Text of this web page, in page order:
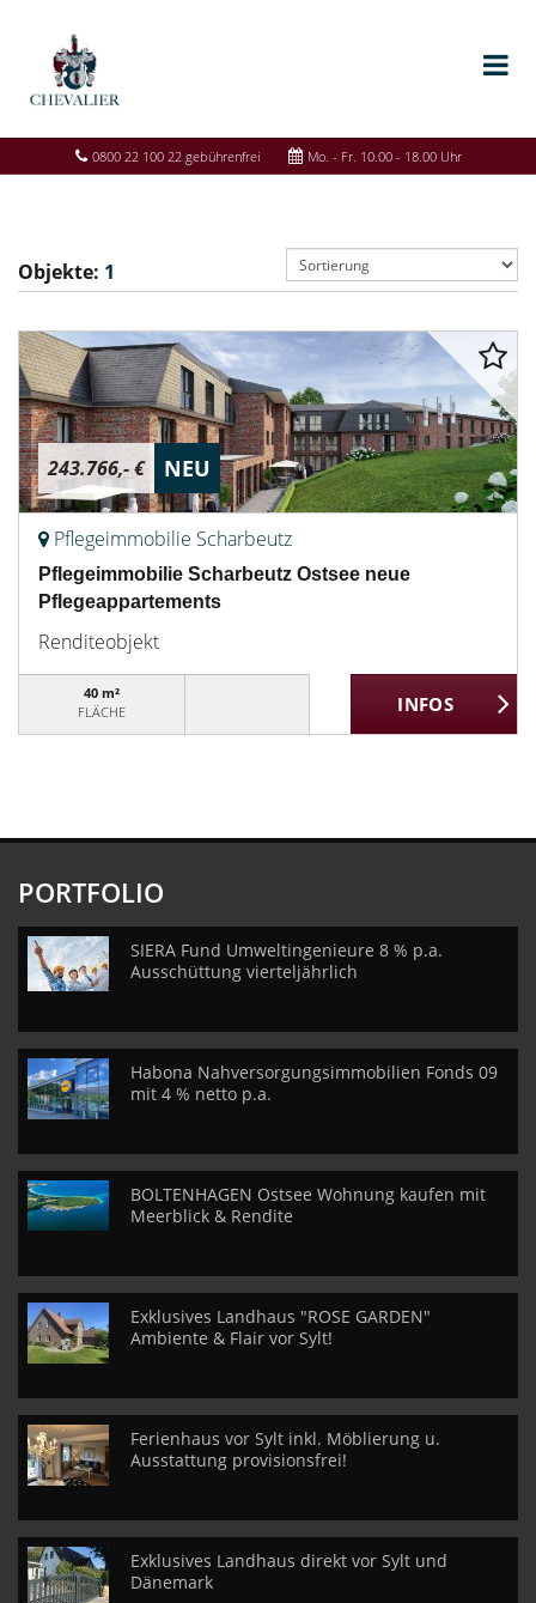
0800 22 100 22 gebührenfrei Mo. - Fr. 10.00 - 18.00 Uhr
Objekte: 1
243.766,- € NEU
Pflegeimmobilie Scharbeutz
Pflegeimmobilie Scharbeutz Ostsee neue
Pflegeappartements
Renditeobjekt
40 m²
FLÄCHE
PORTFOLIO
SIERA Fund Umweltingenieure 8 % p.a.
Ausschüttung vierteljährlich
Habona Nahversorgungsimmobilien Fonds 09
mit 4 % netto p.a.
BOLTENHAGEN Ostsee Wohnung kaufen mit
Meerblick & Rendite
Exklusives Landhaus "ROSE GARDEN"
Ambiente & Flair vor Sylt!
Ferienhaus vor Sylt inkl. Möblierung u.
Ausstattung provisionsfrei!
Exklusives Landhaus direkt vor Sylt und
Dänemark